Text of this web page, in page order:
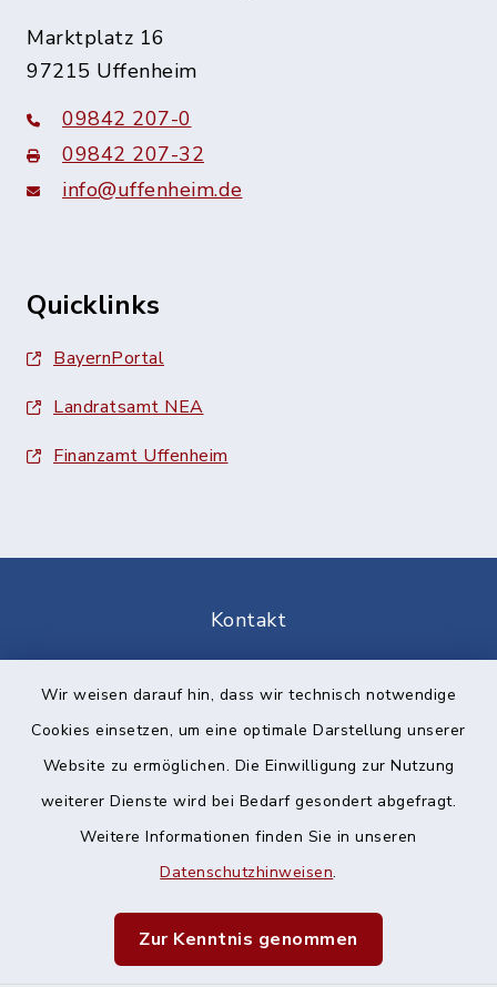
Wir weisen darauf hin, dass wir technisch notwendige
Cookies einsetzen, um eine optimale Darstellung unserer
Website zu ermöglichen. Die Einwilligung zur Nutzung
weiterer Dienste wird bei Bedarf gesondert abgefragt.
Weitere Informationen finden Sie in unseren
Datenschutzhinweisen.
Zur Kenntnis genommen
Marktplatz 16
97215 Uffenheim
09842 207-0
09842 207-32
info@uffenheim.de
Quicklinks
BayernPortal
Landratsamt NEA
Finanzamt Uffenheim
Kontakt
Datenschutz
Impressum
Sitemap
Cookie-Einstellungen